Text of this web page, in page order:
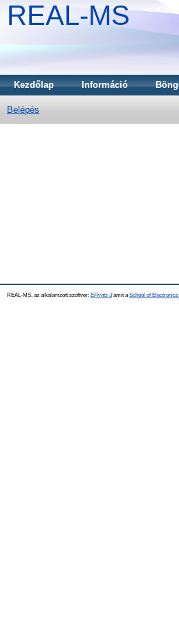
REAL-MS
Kezdőlap Információ
Belépés
REAL-MS, az alkalamzott szoftver: EPrints 3amit a School of